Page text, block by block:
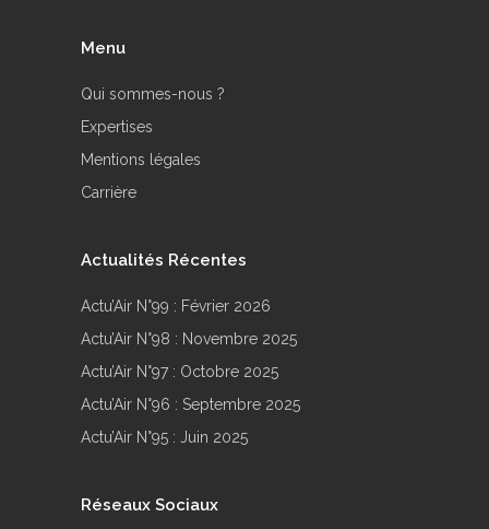
Menu
Qui sommes-nous ?
Expertises
Mentions légales
Carrière
Actualités Récentes
Actu’Air N°99 : Février 2026
Actu’Air N°98 : Novembre 2025
Actu’Air N°97 : Octobre 2025
Actu’Air N°96 : Septembre 2025
Actu’Air N°95 : Juin 2025
Réseaux Sociaux